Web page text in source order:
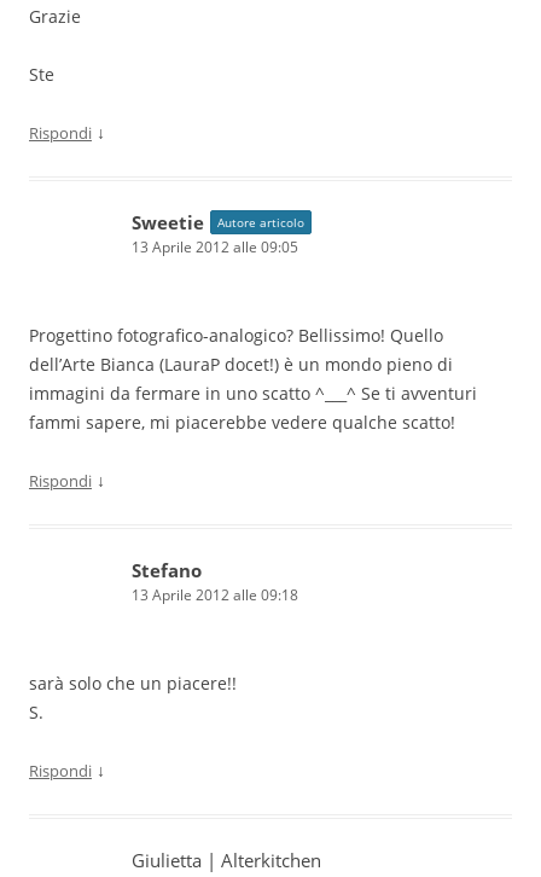
Grazie
Ste
Rispondi ↓
Sweetie Autore articolo
13 Aprile 2012 alle 09:05
Progettino fotografico-analogico? Bellissimo! Quello
dell’Arte Bianca (LauraP docet!) è un mondo pieno di
immagini da fermare in uno scatto ^___^ Se ti avventuri
fammi sapere, mi piacerebbe vedere qualche scatto!
Rispondi ↓
Stefano
13 Aprile 2012 alle 09:18
sarà solo che un piacere!!
S.
Rispondi ↓
Giulietta | Alterkitchen